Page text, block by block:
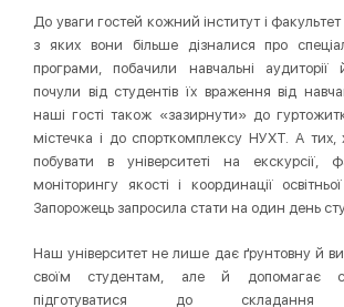
До уваги гостей кожний інститут і факультет
з яких вони більше дізналися про
програми, побачили навчальні аудиторії
почули від студентів їх враження від
наші гості також «зазирнути» до
містечка і до спорткомплексу НУХТ. А
побувати в університеті на екскурсії,
моніторингу якості і координації
Запорожець запросила стати на один день
Наш університет не лише дає ґрунтовну й
своїм студентам, але й допомагає
підготуватися до складання